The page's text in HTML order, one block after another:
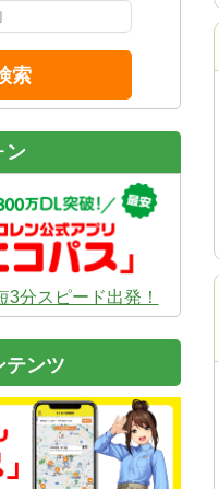
索
ン
分スピード出発！
テンツ